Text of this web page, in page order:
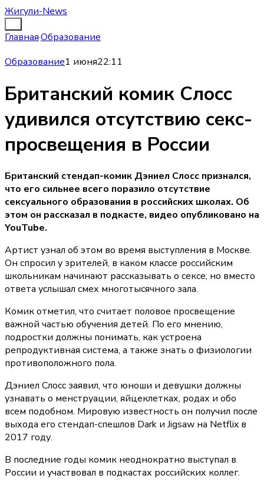
Жигули-News
Главная·Образование
Образование1 июня22:11
Британский комик Слосс
удивился отсутствию секс-
просвещения в России
Британский стендап-комик Дэниел Слосс признался,
что его сильнее всего поразило отсутствие
сексуального образования в российских школах. Об
этом он рассказал в подкасте, видео опубликовано на
YouTube.
Артист узнал об этом во время выступления в Москве.
Он спросил у зрителей, в каком классе российским
школьникам начинают рассказывать о сексе, но вместо
ответа услышал смех многотысячного зала.
Комик отметил, что считает половое просвещение
важной частью обучения детей. По его мнению,
подростки должны понимать, как устроена
репродуктивная система, а также знать о физиологии
противоположного пола.
Дэниел Слосс заявил, что юноши и девушки должны
узнавать о менструации, яйцеклетках, родах и обо
всем подобном. Мировую известность он получил после
выхода его стендап-спешлов Dark и Jigsaw на Netflix в
2017 году.
В последние годы комик неоднократно выступал в
России и участвовал в подкастах российских коллег.